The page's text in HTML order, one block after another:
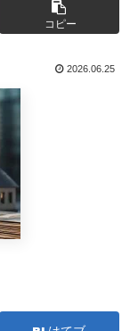
コピー
2026.06.25